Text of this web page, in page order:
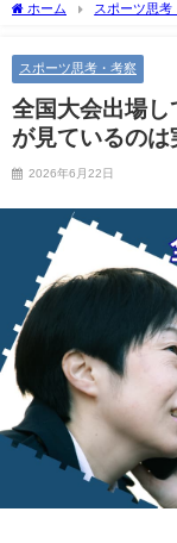
ホーム スポーツ思考
スポーツ思考・考察
全国大会出場
が見ているの
2026年6月22日